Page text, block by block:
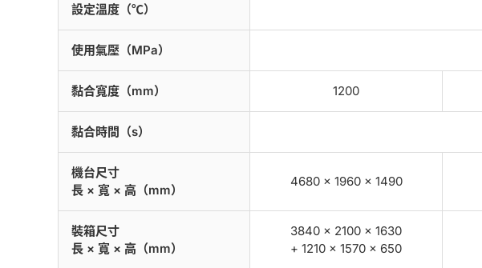
設定溫度（℃）
使用氣壓（MPa）
黏合寬度（mm） 1200
黏合時間（s）
機台尺寸
長 × 寬 × 高（mm）
4680 × 1960 × 1490
裝箱尺寸
長 × 寬 × 高（mm）
3840 × 2100 × 1630
+ 1210 × 1570 × 650